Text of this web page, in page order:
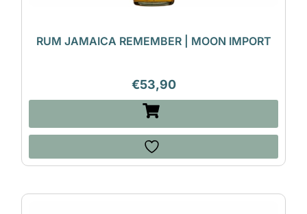
RUM JAMAICA REMEMBER | MOON IMPORT
€53,90